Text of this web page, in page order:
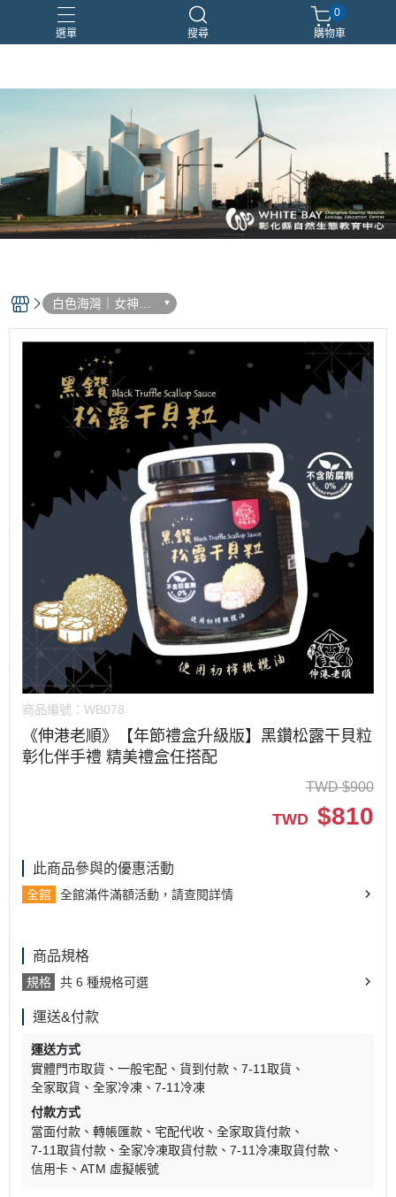
選單 搜尋
0
購物車
白色海灣｜女神嚴
選
商品編號： WB078
《伸港老順》【年節禮盒升級版】黑鑽松露干貝粒
彰化伴手禮 精美禮盒任搭配
TWD $900
TWD $810
此商品參與的優惠活動
全館 全館滿件滿額活動，請查閱詳情
商品規格
規格 共 6 種規格可選
運送&付款
運送方式
實體門市取貨
一般宅配 貨到付款
7-11取貨
全家取貨
全家冷凍
7-11冷凍
付款方式
當面付款
轉帳匯款 宅配代收
全家取貨付款
7-11取貨付款
全家冷凍取貨付款
7-11冷凍取貨付款
信用卡
ATM 虛擬帳號